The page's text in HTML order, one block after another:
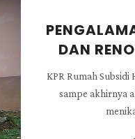
DAN
KPR Rumah
sampe akhirnya